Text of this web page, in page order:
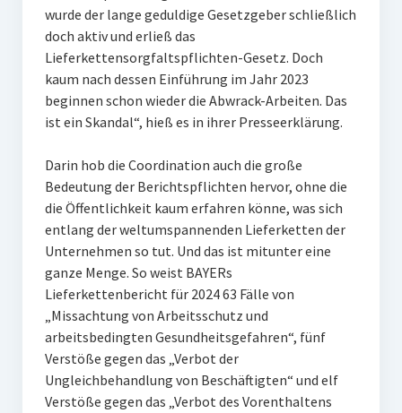
wurde der lange geduldige Gesetzgeber schließlich
doch aktiv und erließ das
Lieferkettensorgfaltspflichten-Gesetz. Doch
kaum nach dessen Einführung im Jahr 2023
beginnen schon wieder die Abwrack-Arbeiten. Das
ist ein Skandal“, hieß es in ihrer Presseerklärung.
Darin hob die Coordination auch die große
Bedeutung der Berichtspflichten hervor, ohne die
die Öffentlichkeit kaum erfahren könne, was sich
entlang der weltumspannenden Lieferketten der
Unternehmen so tut. Und das ist mitunter eine
ganze Menge. So weist BAYERs
Lieferkettenbericht für 2024 63 Fälle von
„Missachtung von Arbeitsschutz und
arbeitsbedingten Gesundheitsgefahren“, fünf
Verstöße gegen das „Verbot der
Ungleichbehandlung von Beschäftigten“ und elf
Verstöße gegen das „Verbot des Vorenthaltens